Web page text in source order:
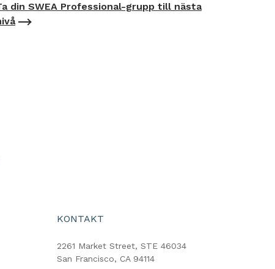
din SWEA Professional-grupp till nästa
KONTAKT
2261 Market Street, STE 46034
San Francisco, CA 94114